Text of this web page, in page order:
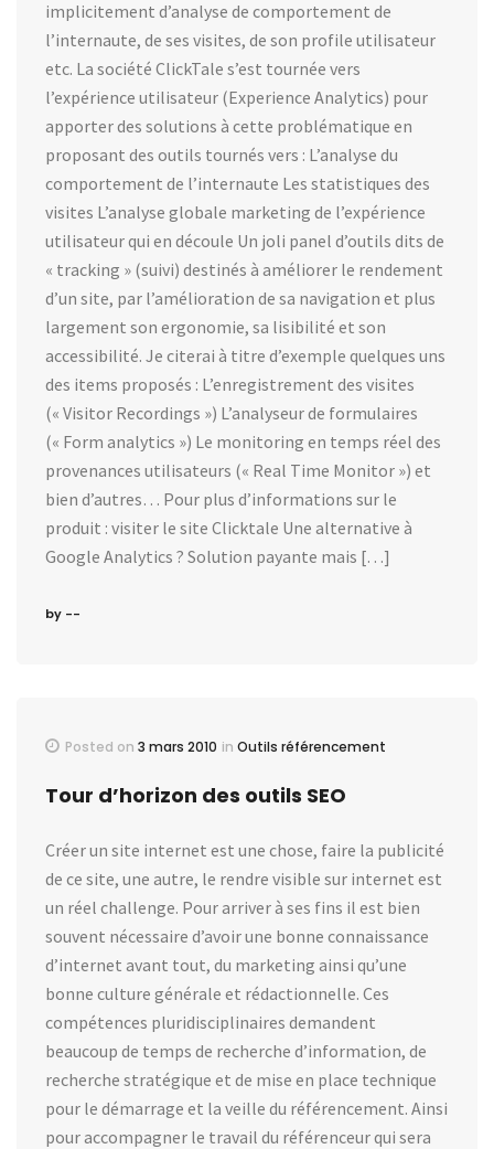
implicitement d’analyse de comportement de
l’internaute, de ses visites, de son profile utilisateur
etc. La société ClickTale s’est tournée vers
l’expérience utilisateur (Experience Analytics) pour
apporter des solutions à cette problématique en
proposant des outils tournés vers : L’analyse du
comportement de l’internaute Les statistiques des
visites L’analyse globale marketing de l’expérience
utilisateur qui en découle Un joli panel d’outils dits de
« tracking » (suivi) destinés à améliorer le rendement
d’un site, par l’amélioration de sa navigation et plus
largement son ergonomie, sa lisibilité et son
accessibilité. Je citerai à titre d’exemple quelques uns
des items proposés : L’enregistrement des visites
(« Visitor Recordings ») L’analyseur de formulaires
(« Form analytics ») Le monitoring en temps réel des
provenances utilisateurs (« Real Time Monitor ») et
bien d’autres… Pour plus d’informations sur le
produit : visiter le site Clicktale Une alternative à
Google Analytics ? Solution payante mais […]
by --
Posted on 3 mars 2010 in Outils référencement
Tour d’horizon des outils SEO
Créer un site internet est une chose, faire la publicité
de ce site, une autre, le rendre visible sur internet est
un réel challenge. Pour arriver à ses fins il est bien
souvent nécessaire d’avoir une bonne connaissance
d’internet avant tout, du marketing ainsi qu’une
bonne culture générale et rédactionnelle. Ces
compétences pluridisciplinaires demandent
beaucoup de temps de recherche d’information, de
recherche stratégique et de mise en place technique
pour le démarrage et la veille du référencement. Ainsi
pour accompagner le travail du référenceur qui sera